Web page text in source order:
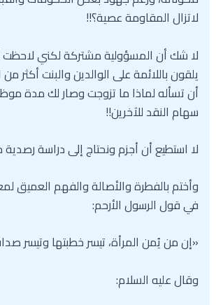
لاتزال المقاومة عصية؟!!
لا شك أن المسؤولية مشتركة لكني لاحظت
يلقون باللائمة على الوالدين والبنت أكثر
أن تسأله لماذا ما تزوجت وصار لك مدة
سهام النقد للآخرين!!
لا استطيع أن أجزم ونحتاج إلى دراسة رصدية
وأختم بالفطرة والأصالة والفهم العميق
في قول الرسول الأرحم:
«إن من يُمن المرأة، تيسر خطبتها وتيسر
وقال عليه السلام: